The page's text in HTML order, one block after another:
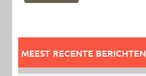
MEEST RECENTE BERICHTEN